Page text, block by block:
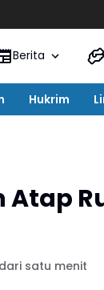
Berita
Hukrim
satu menit